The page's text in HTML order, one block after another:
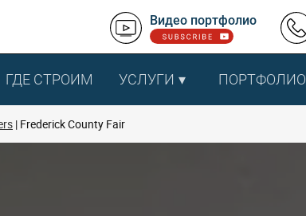
Видео портфолио
ГДЕ СТРОИМ УСЛУГИ ПОРТФОЛИО
Frederick County Fair